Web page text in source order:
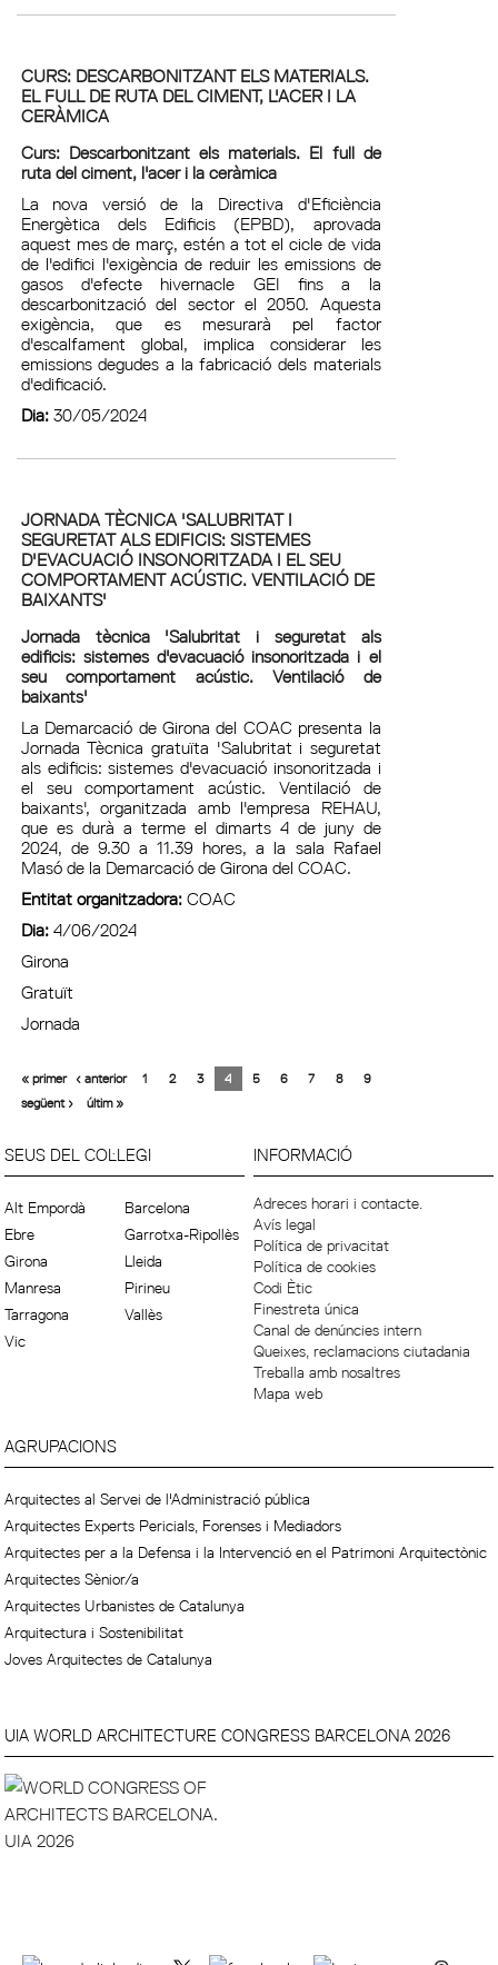
CURS: DESCARBONITZANT ELS MATERIALS.
EL FULL DE RUTA DEL CIMENT, L'ACER I LA
CERÀMICA
Curs: Descarbonitzant els materials. El full de
ruta del ciment, l'acer i la ceràmica
La nova versió de la Directiva d'Eficiència
Energètica dels Edificis (EPBD), aprovada
aquest mes de març, estén a tot el cicle de vida
de l'edifici l'exigència de reduir les emissions de
gasos d'efecte hivernacle GEI fins a la
descarbonització del sector el 2050. Aquesta
exigència, que es mesurarà pel factor
d'escalfament global, implica considerar les
emissions degudes a la fabricació dels materials
d'edificació.
Dia:30/05/2024
JORNADA TÈCNICA 'SALUBRITAT I
SEGURETAT ALS EDIFICIS: SISTEMES
D'EVACUACIÓ INSONORITZADA I EL SEU
COMPORTAMENT ACÚSTIC. VENTILACIÓ DE
BAIXANTS'
Jornada tècnica 'Salubritat i seguretat als
edificis: sistemes d'evacuació insonoritzada i el
seu comportament acústic. Ventilació de
baixants'
La Demarcació de Girona del COAC presenta la
Jornada Tècnica gratuïta 'Salubritat i seguretat
als edificis: sistemes d'evacuació insonoritzada i
el seu comportament acústic. Ventilació de
baixants', organitzada amb l'empresa REHAU,
que es durà a terme el dimarts 4 de juny de
2024, de 9.30 a 11.39 hores, a la sala Rafael
Masó de la Demarcació de Girona del COAC.
Entitat organitzadora:COAC
Dia:4/06/2024
Girona
Gratuït
Jornada
« primer ‹ anterior 1 2 3 4 5 6 7 8
9
següent ›
últim »
SEUS DEL COL·LEGI
Alt Empordà
Barcelona
Ebre
Garrotxa-Ripollès
Girona
Lleida
Manresa
Pirineu
Tarragona
Vallès
Vic
INFORMACIÓ
Adreces horari i contacte.
Avís legal
Política de privacitat
Política de cookies
Codi Ètic
Finestreta única
Canal de denúncies intern
Queixes, reclamacions ciutadania
Treballa amb nosaltres
Mapa web
AGRUPACIONS
Arquitectes al Servei de l'Administració pública
Arquitectes Experts Pericials, Forenses i Mediadors
Arquitectes per a la Defensa i la Intervenció en el Patrimoni Arquitectònic
Arquitectes Sènior/a
Arquitectes Urbanistes de Catalunya
Arquitectura i Sostenibilitat
Joves Arquitectes de Catalunya
UIA WORLD ARCHITECTURE CONGRESS BARCELONA 2026